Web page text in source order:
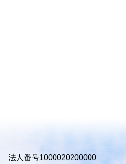
法人番号1000020200000